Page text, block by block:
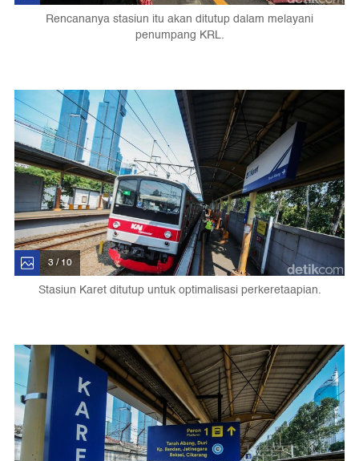
Rencananya stasiun itu akan ditutup dalam melayani
penumpang KRL.
3 / 10
Stasiun Karet ditutup untuk optimalisasi perkeretaapian.